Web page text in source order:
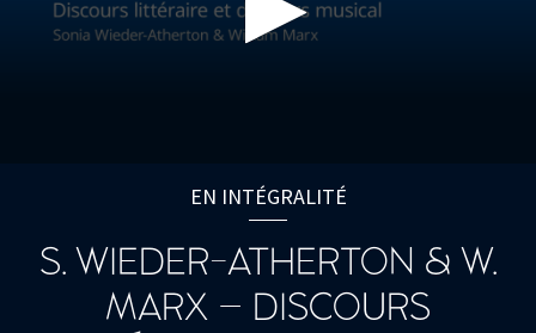
seconds
EN INTÉGRALITÉ
S. WIEDER-ATHERTON & W.
MARX – DISCOURS